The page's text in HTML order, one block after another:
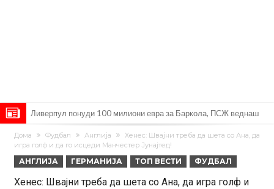
Ливерпул понуди 100 милиони евра за Баркола, ПСЖ веднаш
побара уште 50 милиони
Јувентус се насочил кон напаѓач на Манчестер Јунајтед
Модриќ откри што го натерало да остане во Милан
Стотици навивачи го пречекаа Салах во Истанбул
Дома Фудбал Англија
Хенес: Швајни треба да шета со Ана, да
игра голф и да го исцеди Манчестер Јунајтед!
АНГЛИЈА ГЕРМАНИЈА ТОП ВЕСТИ ФУДБАЛ
Хенес: Швајни треба да шета со Ана, да игра голф и